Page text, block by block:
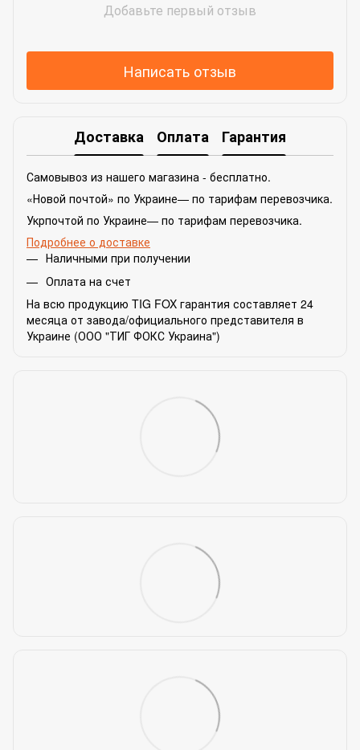
Добавьте первый отзыв
Написать отзыв
Доставка Оплата Гарантия
Самовывоз из нашего магазина - бесплатно.
«Новой почтой» по Украине— по тарифам перевозчика.
Укрпочтой по Украине— по тарифам перевозчика.
Подробнее о доставке
Наличными при получении
Оплата на счет
На всю продукцию TIG FOX гарантия составляет 24
месяца от завода/официального представителя в
Украине (ООО "ТИГ ФОКС Украина")